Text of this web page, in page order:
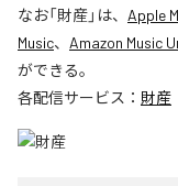
なお「財産」は、 Apple
Music、 Amazon Music
ができる。
各配信サービス： 財産